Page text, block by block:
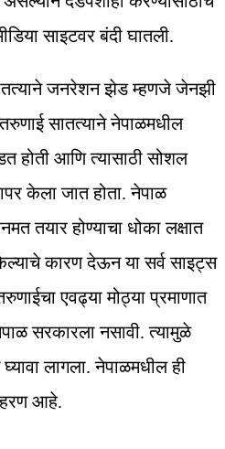
साइटवर बंदी घातली.
जनरेशन झेड म्हणजे जेनझी
सातत्याने नेपाळमधील
होती आणि त्यासाठी सोशल
केला जात होता. नेपाळ
तयार होण्याचा धोका लक्षात
कारण देऊन या सर्व साइट्स
एवढ्या मोठ्या प्रमाणात
सरकारला नसावी. त्यामुळे
लागला. नेपाळमधील ही
आहे.